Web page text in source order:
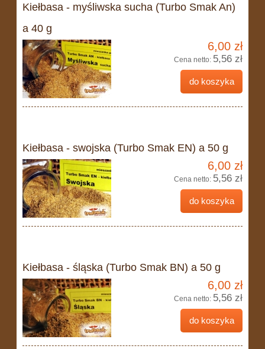
Kiełbasa - myśliwska sucha (Turbo Smak An)
a 40 g
6,00 zł
Cena netto: 5,56 zł
do koszyka
Kiełbasa - swojska (Turbo Smak EN) a 50 g
6,00 zł
Cena netto: 5,56 zł
do koszyka
Kiełbasa - śląska (Turbo Smak BN) a 50 g
6,00 zł
Cena netto: 5,56 zł
do koszyka